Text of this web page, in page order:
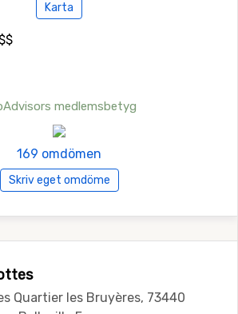
Karta
medlemsbetyg
169 omdömen
Skriv eget omdöme
Quartier les Bruyères, 73440